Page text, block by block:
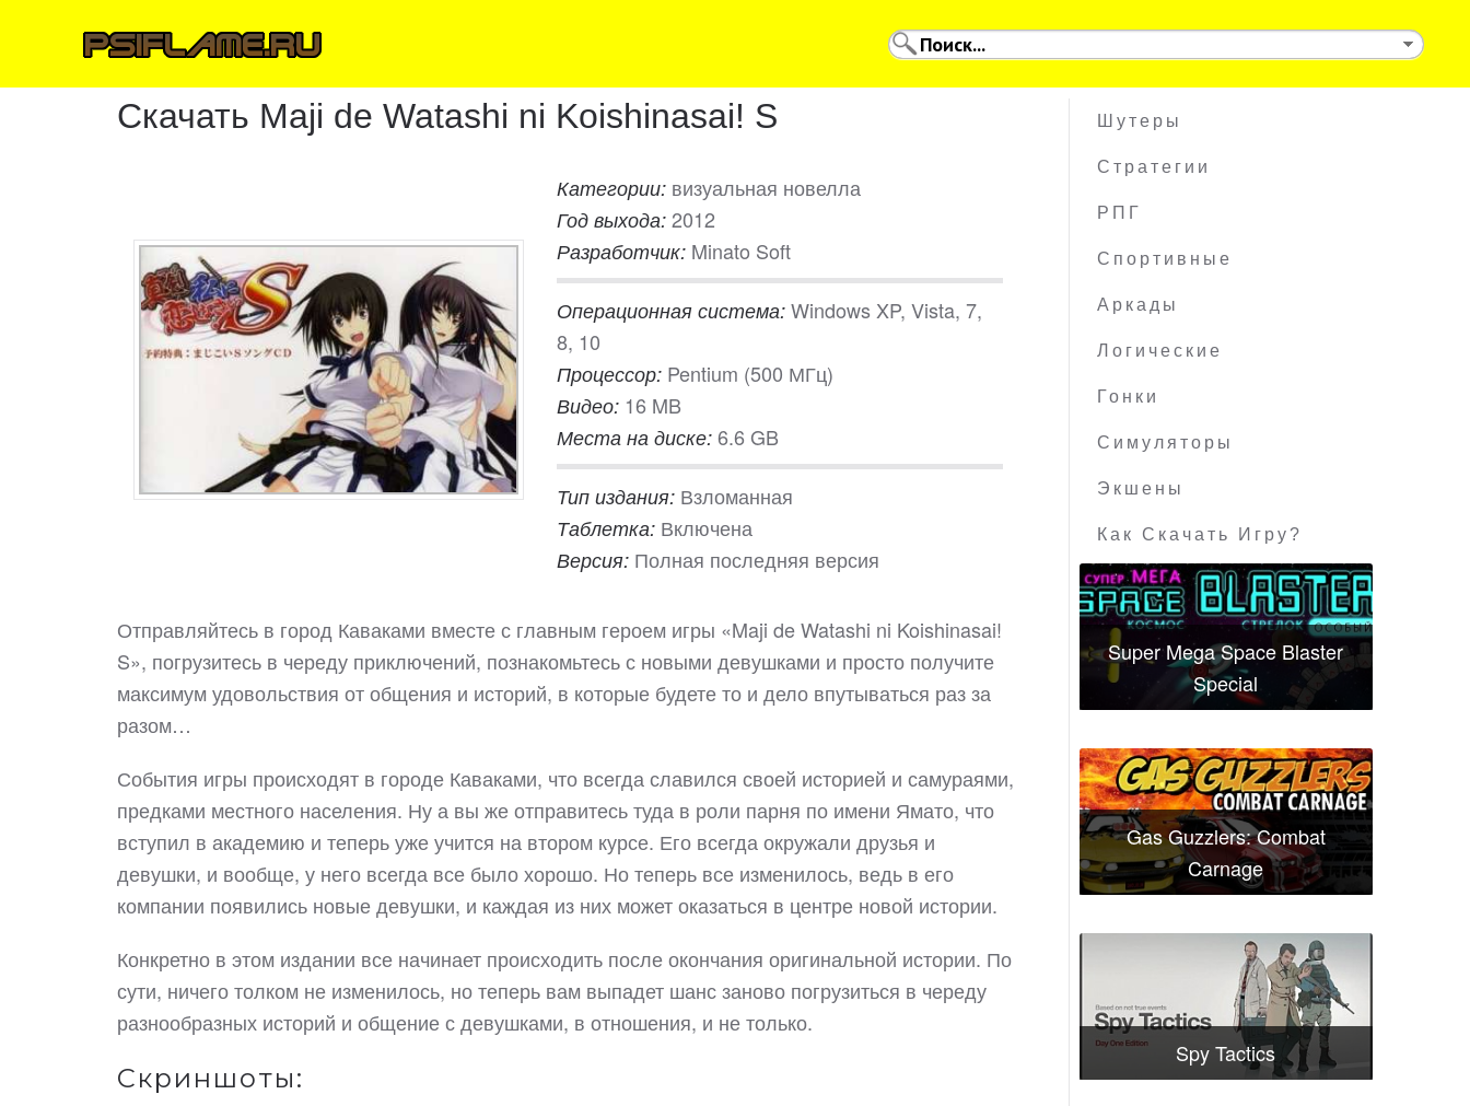
Скачать Maji de Watashi ni Koishinasai! S
Категории: визуальная новелла
Год выхода: 2012
Разработчик: Minato Soft
Операционная система: Windows XP, Vista, 7,
8, 10
Процессор: Pentium (500 МГц)
Видео: 16 MB
Места на диске: 6.6 GB
Тип издания: Взломанная
Таблетка: Включена
Версия: Полная последняя версия
Отправляйтесь в город Каваками вместе с главным героем игры «Maji de Watashi ni Koishinasai!
S», погрузитесь в череду приключений, познакомьтесь с новыми девушками и просто получите
максимум удовольствия от общения и историй, в которые будете то и дело впутываться раз за
разом…
События игры происходят в городе Каваками, что всегда славился своей историей и самураями,
предками местного населения. Ну а вы же отправитесь туда в роли парня по имени Ямато, что
вступил в академию и теперь уже учится на втором курсе. Его всегда окружали друзья и
девушки, и вообще, у него всегда все было хорошо. Но теперь все изменилось, ведь в его
компании появились новые девушки, и каждая из них может оказаться в центре новой истории.
Конкретно в этом издании все начинает происходить после окончания оригинальной истории. По
сути, ничего толком не изменилось, но теперь вам выпадет шанс заново погрузиться в череду
разнообразных историй и общение с девушками, в отношения, и не только.
Скриншоты:
Шутеры
Стратегии
РПГ
Спортивные
Аркады
Логические
Гонки
Симуляторы
Экшены
Как Скачать Игру?
Super Mega Space Blaster
Special
Gas Guzzlers: Combat
Carnage
Spy Tactics